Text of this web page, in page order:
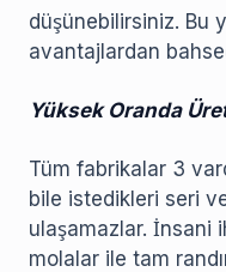
düşünebilirsiniz. Bu
avantajlardan
Yüksek Oranda
Tüm fabrikalar 3
bile istedikleri seri
ulaşamazlar. İnsani
molalar ile tam